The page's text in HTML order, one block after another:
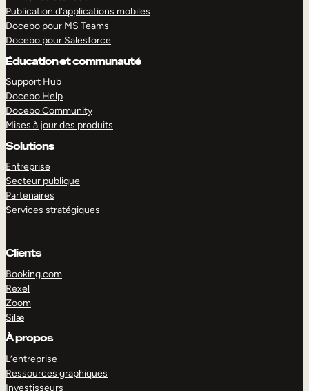
Publication d’applications mobiles
Docebo pour MS Teams
Docebo pour Salesforce
Éducation et communauté
Support Hub
Docebo Help
Docebo Community
Mises à jour des produits
Solutions
Entreprise
Secteur publique
Partenaires
Services stratégiques
Clients
Booking.com
Rexel
Zoom
Silæ
À propos
L’entreprise
Ressources graphiques
Investisseurs